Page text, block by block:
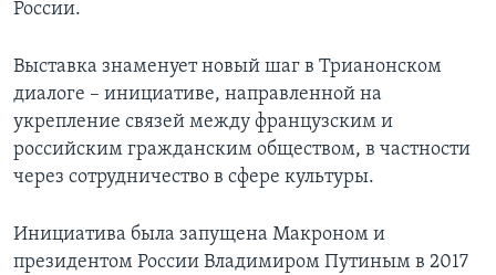
России.
Выставка знаменует новый шаг в Трианонском
диалоге – инициативе, направленной на
укрепление связей между французским и
российским гражданским обществом, в частности
через сотрудничество в сфере культуры.
Инициатива была запущена Макроном и
президентом России Владимиром Путиным в 2017